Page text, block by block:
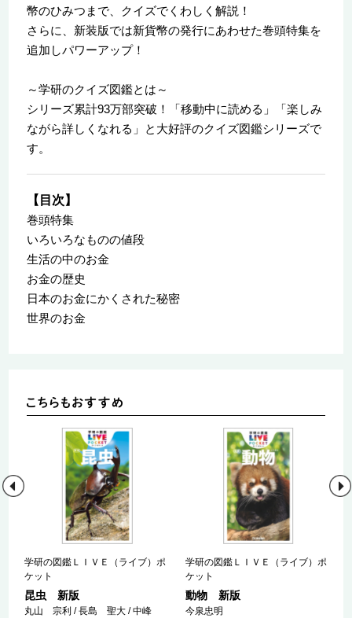
幣のひみつまで、クイズでくわしく解説！
さらに、新装版では新貨幣の発行にあわせた巻頭特集を
追加しパワーアップ！
～学研のクイズ図鑑とは～
シリーズ累計93万部突破！「移動中に読める」「楽しみ
ながら詳しくなれる」と大好評のクイズ図鑑シリーズで
す。
【目次】
巻頭特集
いろいろなものの値段
生活の中のお金
お金の歴史
日本のお金にかくされた秘密
世界のお金
学研の図鑑ＬＩＶＥ（ライブ）ポ
ケット
昆虫 新版
丸山 宗利 / 長島 聖大 / 中峰
学研の図鑑ＬＩＶＥ（ライブ）ポ
ケット
動物 新版
今泉忠明